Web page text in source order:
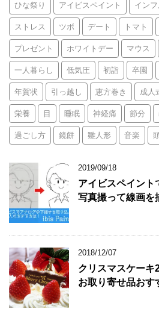
ひな祭り アイビスペイント イン
ストレス ツボ デート トマト
プレゼント ホワイトデー マウス
一人暮らし 低気圧 初詣 卒園
年賀状 引っ越し 恵方巻き 成人
栄養 目 睡眠 神経痛 節分
過ごし方 鏡餅 雛人形 音楽
2019/09/18
アイビスペイン
写真撮って線画を
2018/12/07
クリスマスケーキ
お取り寄せ品おす